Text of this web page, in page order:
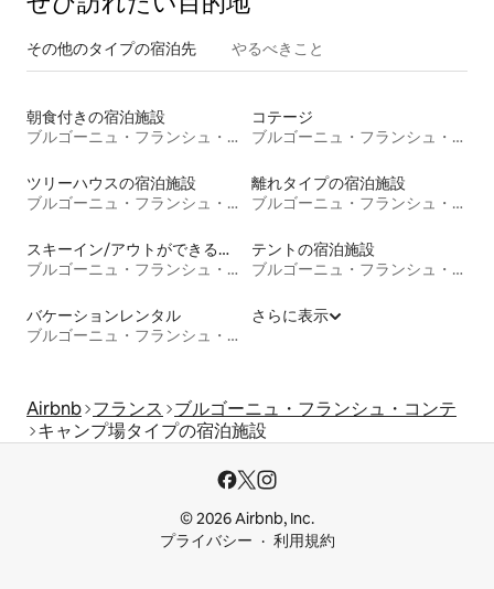
その他のタ⁠イ⁠プ⁠の宿⁠泊⁠先 やるべきこと
朝食付きの宿泊施設
ブルゴーニュ・フランシュ・コンテ
コテージ
ブルゴーニュ・フランシュ・コンテ
ツリーハウスの宿泊施設
ブルゴーニュ・フランシュ・コンテ
離れタイプの宿泊施設
ブルゴーニュ・フランシュ・コンテ
スキーイン/アウトができる宿泊先
ブルゴーニュ・フランシュ・コンテ
テントの宿泊施設
ブルゴーニュ・フランシュ・コンテ
バケーションレンタル
ブルゴーニュ・フランシュ・コンテ
さらに表示
Airbnb フランス
ブルゴーニュ・フランシュ・コンテ
キャンプ場タイプの宿泊施設
© 2026 Airbnb, Inc.
プライバシー
利用規約